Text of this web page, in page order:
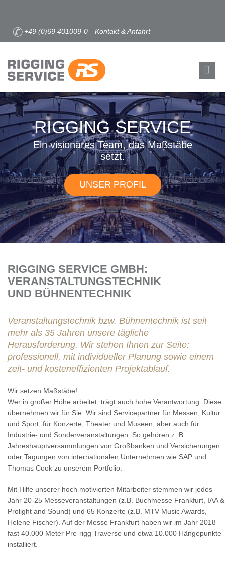
+49 (0)69 401009-0 Kontakt & Anfahrt
RIGGING SERVICE
Ein visionäres Team, das Maßstäbe
setzt.
UNSER PROFIL
RIGGING SERVICE GMBH:
VERANSTALTUNGSTECHNIK
UND BÜHNENTECHNIK
Veranstaltungstechnik bzw. Bühnentechnik ist seit
mehr als 35 Jahren unsere tägliche
Herausforderung. Wir stehen Ihnen zur Seite:
professionell, mit individueller Planung sowie einem
zeit- und kosteneffizienten Projektablauf.
Wir setzen Maßstäbe!
Wer in großer Höhe arbeitet, trägt auch hohe Verantwortung. Diese
übernehmen wir für Sie. Wir sind Servicepartner für Messen, Kultur
und Sport, für Konzerte, Theater und Museen, aber auch für
Industrie- und Sonderveranstaltungen. So gehören z. B.
Jahreshauptversammlungen von Großbanken und Versicherungen
oder Tagungen von internationalen Unternehmen wie SAP und
Thomas Cook zu unserem Portfolio.
Mit Hilfe unserer hoch motivierten Mitarbeiter stemmen wir jedes
Jahr 20-25 Messeveranstaltungen (z.B. Buchmesse Frankfurt, IAA &
Prolight and Sound) und 65 Konzerte (z.B. MTV Music Awards,
Helene Fischer). Auf der Messe Frankfurt haben wir im Jahr 2018
fast 40.000 Meter Pre-rigg Traverse und etwa 10.000 Hängepunkte
installiert.